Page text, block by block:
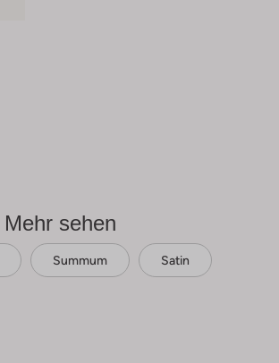
Mehr sehen
Summum Satin